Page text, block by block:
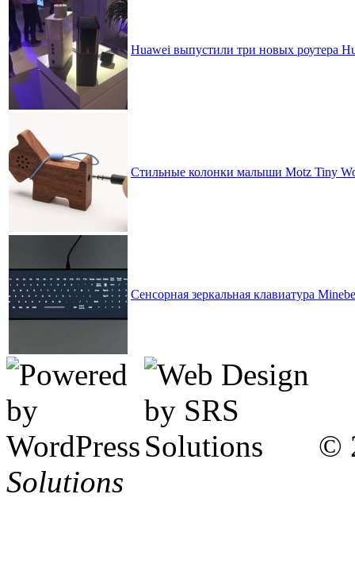
Huawei выпустили три новых роутера
Стильные колонки малыши Motz Tiny
Сенсорная зеркальная клавиатура
©
Solutions